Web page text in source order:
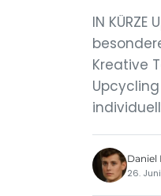
IN
Kreative
Daniel
26.